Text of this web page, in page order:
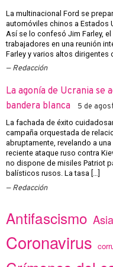
La multinacional Ford se
automóviles chinos a Estados
Así se lo confesó Jim Farley,
trabajadores en una reunión
Farley y varios altos dirigentes
Redacción
La agonía de Ucrania se
bandera blanca
5 de
La fachada de éxito
campaña orquestada de
abruptamente, revelando a
reciente ataque ruso contra
no dispone de misiles Patriot
balísticos rusos. La tasa […]
Redacción
Antifascismo Asia
Coronavirus